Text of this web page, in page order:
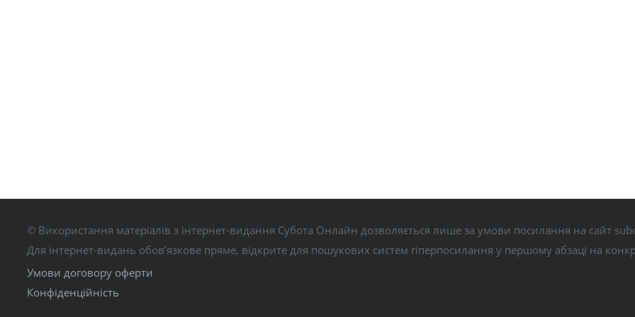
© Використання матеріалів з інтернет-видання Субота Онлайн дозволяється лише за умови посилання на сайт
Для інтернет-видань обов’язкове пряме, відкрите для пошукових систем гіперпосилання у першому абзаці на
Умови договору оферти
Конфіденційність